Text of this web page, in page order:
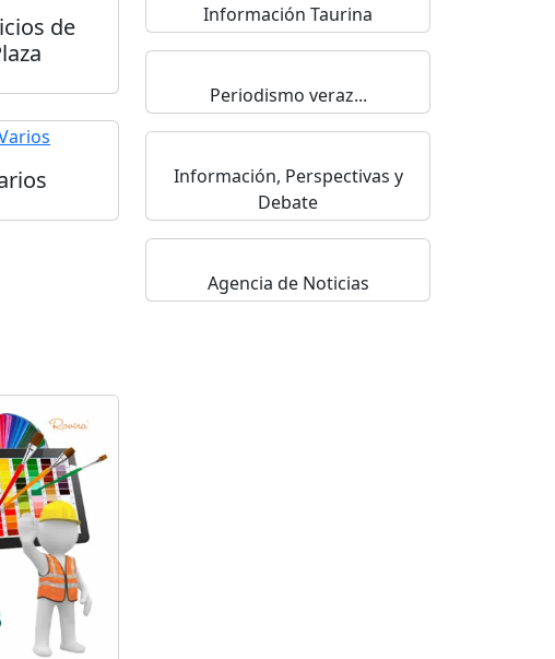
de
Información Taurina
Periodismo veraz...
Información, Perspectivas y
Debate
Agencia de Noticias